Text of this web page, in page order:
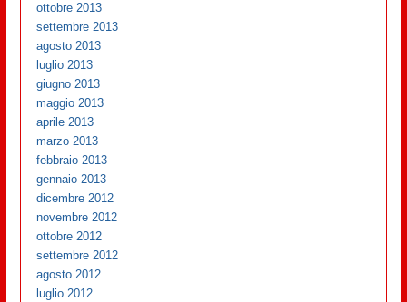
ottobre 2013
settembre 2013
agosto 2013
luglio 2013
giugno 2013
maggio 2013
aprile 2013
marzo 2013
febbraio 2013
gennaio 2013
dicembre 2012
novembre 2012
ottobre 2012
settembre 2012
agosto 2012
luglio 2012